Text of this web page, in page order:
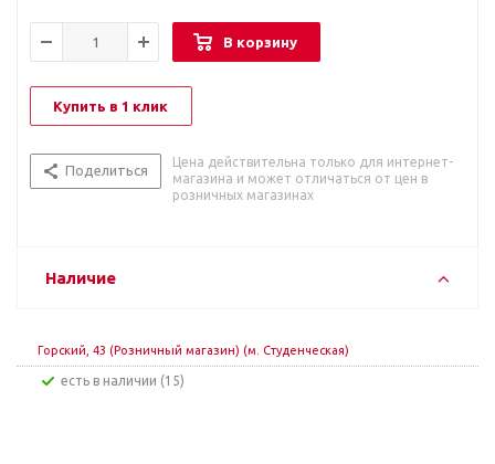
В корзину
Купить в 1 клик
Поделиться
Цена действительна только для интернет-
магазина и может отличаться от цен в
розничных магазинах
Наличие
Горский, 43 (Розничный магазин) (м. Студенческая)
Есть в наличии (15)